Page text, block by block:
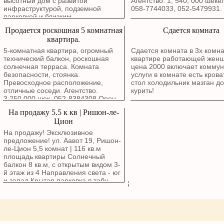
инфраструктурой, подземной
парковкой и близким
легкорельсового транспорта
(трамвая). На улице Хашватим, в
районе Рамат Ханаси, Бат - Ям. 4-
комнатная квартира на 12 этаже.
Прекрасное расположение с видом
на море, открытый вид.
Родительская спальня, ванная
комната, кладовая и парковка
рядом с лифтом. Солнечная
метров. Прекрасное расположение
с видом на запад, терраса выходит
на запад, а комнаты — на запад и
юг. Из гостиной и комнат
открывается вид на море. Аллея
магазинов и кафе, недалеко от
моря, и что не менее важно, в
квартире никто не жил!!
Возможность немедленного въезда,
ключи в офисе! Агентство.
058-7744033, 052-5479931.
Продается роскошная 5 комнатная
квартира.
5-комнатная квартира, огромный
технический балкон, роскошная
солнечная терраса. Комната
безопасности, стоянка.
Превосходное расположение,
отличные соседи. Агентство.
3,250,000 шек. 052-8384308 Орен.
Сдается комната
Сдается комната в 3х
квартире работающей
цена 2000 включает
услуги в комнате есть
стол холодильник мазган
курить!
На продажу 5.5 к кв | Ришон-ле-
Цион
На продажу! Эксклюзивное
предложение! ул. Аавот 19, Ришон-
ле-Цион 5,5 комнат | 116 кв.м
площадь квартиры Солнечный
балкон 8 кв.м, с открытым видом 3-
й этаж из 4 Направления света - юг
и запад Крытая парковка в табу
;